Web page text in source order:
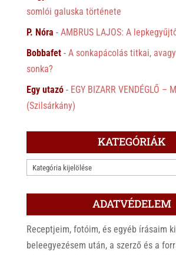
somlói galuska története
P. Nóra - AMBRUS LAJOS: A
Bobbafet- A sonkapácolás titkai,
sonka?
Egy utazó- EGY BIZARR VENDÉGLŐ –
(Szilsárkány)
KATEGÓRIÁK
KATEGÓRIÁK
ADATVÉDELEM
Receptjeim, fotóim, és egyéb írásaim
beleegyezésem után, a szerző és a